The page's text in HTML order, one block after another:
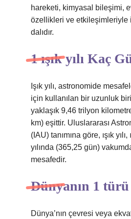
hareketi, kimyasal bileşimi,
özellikleri ve etkileşimleriyle
dalıdır.
1 ışık yılı Kaç
Işık yılı, astronomide
için kullanılan bir uzunluk
yaklaşık 9,46 trilyon
km) eşittir. Uluslararası
(IAU) tanımına göre, ışık
yılında (365,25 gün)
mesafedir.
Dünyanın 1
Dünya’nın çevresi veya